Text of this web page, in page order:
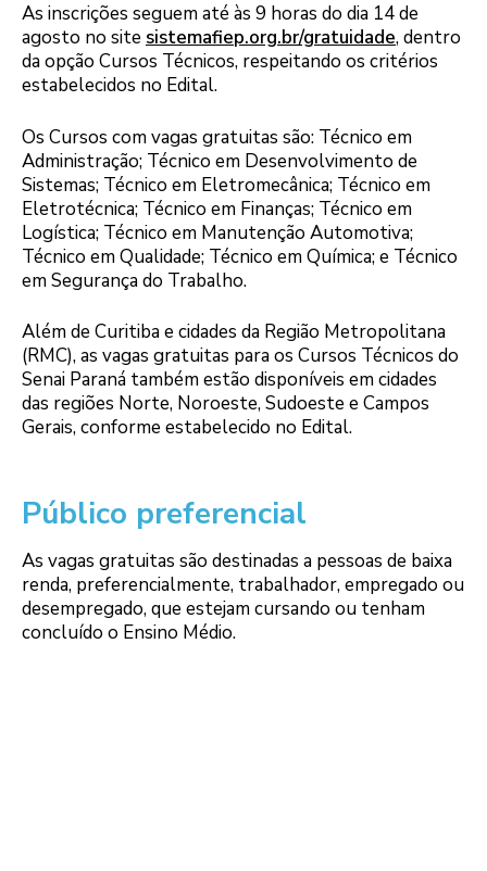
As inscrições seguem até às 9 horas do dia 14 de
agosto no site sistemafiep.org.br/gratuidade, dentro
da opção Cursos Técnicos, respeitando os critérios
estabelecidos no Edital.
Os Cursos com vagas gratuitas são: Técnico em
Administração; Técnico em Desenvolvimento de
Sistemas; Técnico em Eletromecânica; Técnico em
Eletrotécnica; Técnico em Finanças; Técnico em
Logística; Técnico em Manutenção Automotiva;
Técnico em Qualidade; Técnico em Química; e Técnico
em Segurança do Trabalho.
Além de Curitiba e cidades da Região Metropolitana
(RMC), as vagas gratuitas para os Cursos Técnicos do
Senai Paraná também estão disponíveis em cidades
das regiões Norte, Noroeste, Sudoeste e Campos
Gerais, conforme estabelecido no Edital.
Público preferencial
As vagas gratuitas são destinadas a pessoas de baixa
renda, preferencialmente, trabalhador, empregado ou
desempregado, que estejam cursando ou tenham
concluído o Ensino Médio.